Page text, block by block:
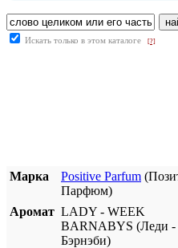
Искать только в этом каталоге [?]
Марка Positive Parfum
Парфюм)
Аромат LADY - WEEK
BARNABYS (Леди
Бэрнэби)